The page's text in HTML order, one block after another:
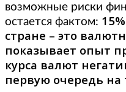
возможные риски
остается фактом:
стране – это
показывает опыт
курса валют
первую очередь